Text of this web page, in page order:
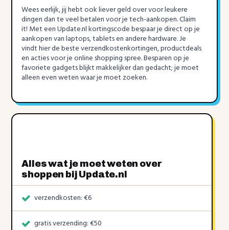
Wees eerlijk, jij hebt ook liever geld over voor leukere
dingen dan te veel betalen voor je tech-aankopen. Claim
it! Met een Update.nl kortingscode bespaar je direct op je
aankopen van laptops, tablets en andere hardware. Je
vindt hier de beste verzendkostenkortingen, productdeals
en acties voor je online shopping spree. Besparen op je
favoriete gadgets blijkt makkelijker dan gedacht; je moet
alleen even weten waar je moet zoeken.
Alles wat je moet weten over
shoppen bij Update.nl
verzendkosten: €6
gratis verzending: €50